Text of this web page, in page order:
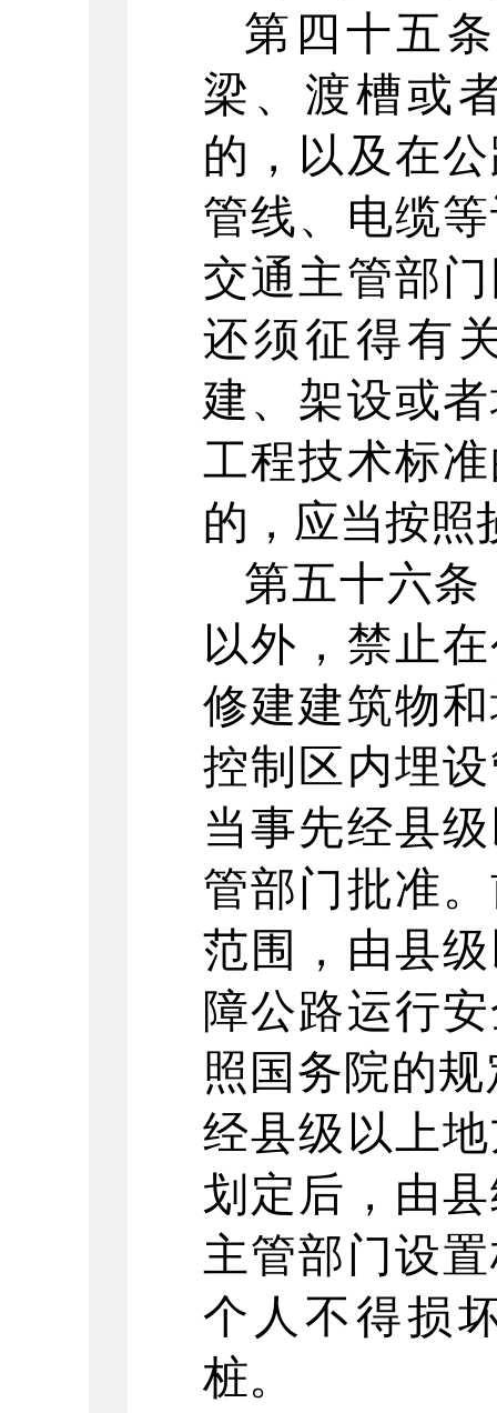
第四十五条
梁、渡槽或
的，以及在
管线、电缆
交通主管部
还须征得有
建、架设或
工程技术标
的，应当按照
第五十六条
以外，禁止
修建建筑物
控制区内埋
当事先经县
管部门批准
范围，由县
障公路运行
照国务院的
经县级以上
划定后，由
主管部门设
个人不得损
桩。